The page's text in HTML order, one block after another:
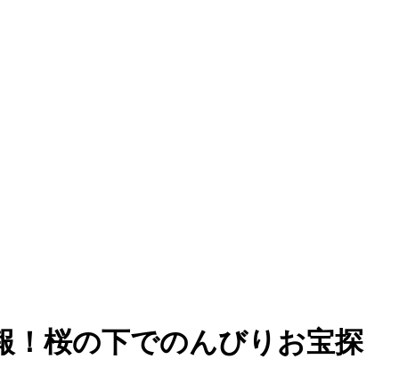
！桜の下でのんびりお宝探